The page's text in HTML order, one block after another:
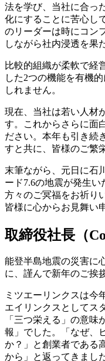
法を学び、当社に合っ
化にすることに苦心し
のリーダーは時にコン
しながら社内浸透を果
比較的組織が柔軟で経
した2つの機能を有機
しれません。
現在、当社は若い人材
す。これからさらに面
ださい。本年も引き続
すと共に、皆様のご繁
末筆ながら、元日に石
ード7.6の地震が発生
方々のご冥福をお祈り
皆様に心からお見舞い
取締役社長（
能登半島地震の災害に
に、謹んで新年のご挨
ミツエーリンクスは今
エイリンクスとしてス
「三つ栄える」の意
報」でした。「なぜ、
か？」と創業者である
から」と返ってきまし